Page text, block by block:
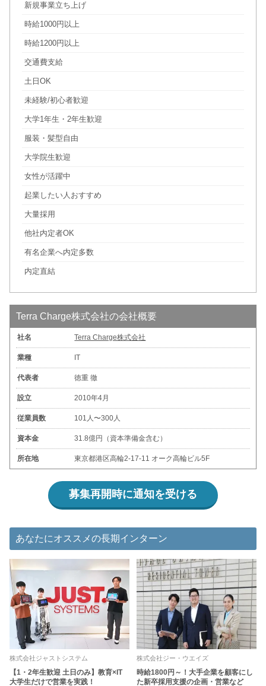
新規事業立ち上げ
時給1000円以上
時給1200円以上
交通費支給
土日OK
未経験/初心者歓迎
大学1年生・2年生歓迎
服装・髪型自由
大学院生歓迎
女性が活躍中
起業したい人おすすめ
大量採用
他社内定者OK
有名企業へ内定多数
内定直結
Terra Charge株式会社の会社概要
社名 Terra Charge株式会社
業種 IT
代表者 徳重 徹
設立 2010年4月
従業員数 101人〜300人
資本金 31.8億円（資本準備金含む）
所在地 東京都港区高輪2-17-11 オーク高輪ビル5F
募集再開時に通知を受ける
あなたにオススメの長期インターン
株式会社ジャストシステム
【1・2年生歓迎 土日のみ】教育×IT
大学生だけで営業を実践！
株式会社ジー・ウエイズ
時給1800円～！大手企業を顧客にし
た新卒採用支援の企画・営業など